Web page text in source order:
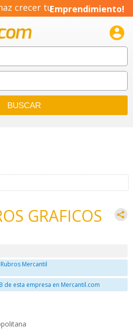
crecer tuEmprendimiento!

GRAFICOS
Mercantil
de esta empresa en Mercantil.com